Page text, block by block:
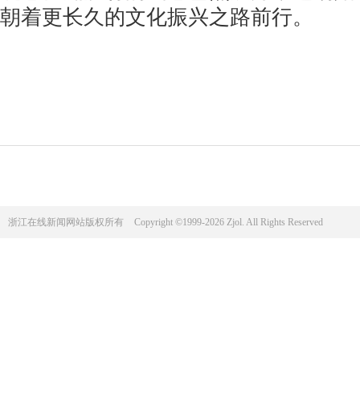
朝着更长久的文化振兴之路前行。
浙江在线新闻网站版权所有 Copyright ©1999-2026 Zjol. All Rights Reserved